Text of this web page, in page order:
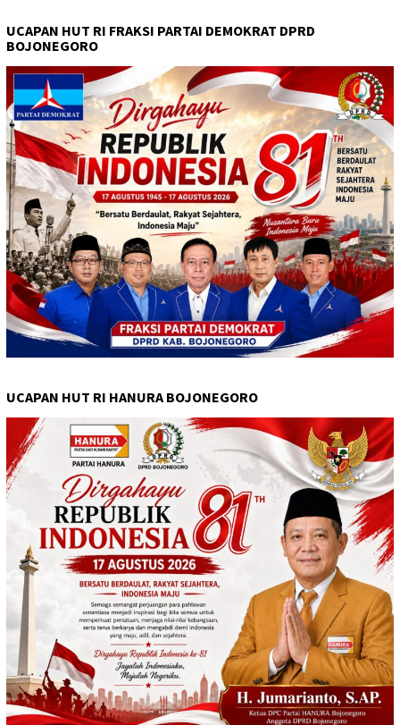
UCAPAN HUT RI FRAKSI PARTAI DEMOKRAT DPRD
BOJONEGORO
UCAPAN HUT RI HANURA BOJONEGORO